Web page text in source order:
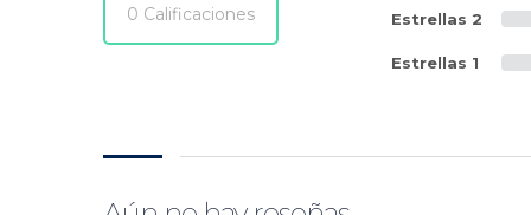
0 Calificaciones Estrellas 2
Estrellas 1